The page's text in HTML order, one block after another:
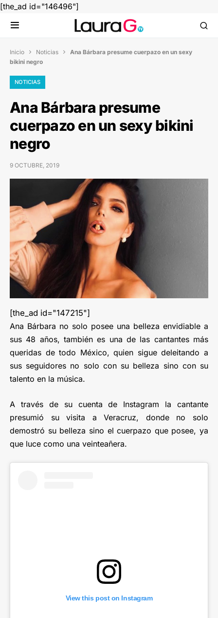
[the_ad id="146496"]
Inicio  Noticias  Ana Bárbara presume cuerpazo en un sexy
bikini negro
NOTICIAS
Ana Bárbara presume
cuerpazo en un sexy bikini
negro
9 OCTUBRE, 2019
[the_ad id="147215"]
Ana Bárbara no solo posee una belleza envidiable a
sus 48 años, también es una de las cantantes más
queridas de todo México, quien sigue deleitando a
sus seguidores no solo con su belleza sino con su
talento en la música.
A través de su cuenta de Instagram la cantante
presumió su visita a Veracruz, donde no solo
demostró su belleza sino el cuerpazo que posee, ya
que luce como una veinteañera.
View this post on Instagram